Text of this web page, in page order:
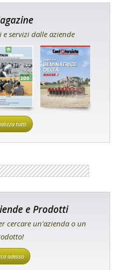
servizi dalle aziende
tutti
e Prodotti
cercare un'azienda o un
adesso